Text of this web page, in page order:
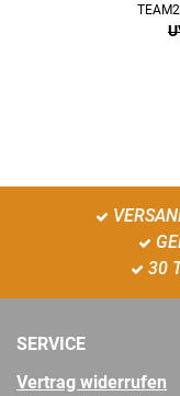
30
SERVICE
Vertrag widerrufen